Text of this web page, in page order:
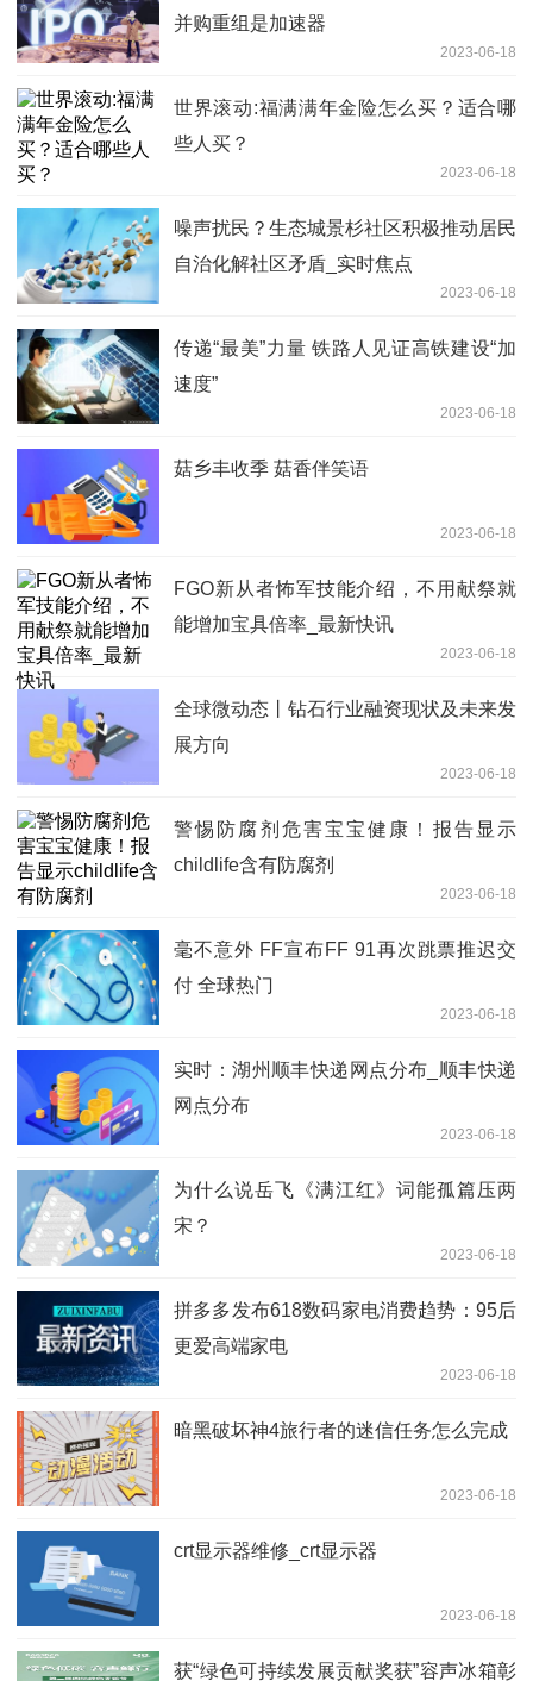
并购重组是加速器
2023-06-18
世界滚动:福满满年金险怎么买？适合哪
些人买？
2023-06-18
噪声扰民？­生态城景杉社区积极推动居民
自治化解社区矛盾_实时焦点
2023-06-18
传递“最美”力量 铁路人见证高铁建设“加
速度”
2023-06-18
菇乡丰收季 菇香伴笑语
2023-06-18
FGO新从者怖军技能介绍，不用献祭就
能增加宝具倍率_最新快讯
2023-06-18
全球微动态丨钻石行业融资现状及未来发
展方向
2023-06-18
警惕防腐剂危害宝宝健康！报告显示
childlife含有防腐剂
2023-06-18
毫不意外 FF宣布FF 91再次跳票推迟交
付 全球热门
2023-06-18
实时：湖州顺丰快递网点分布_顺丰快递
网点分布
2023-06-18
为什么说岳飞《满江红》词能孤篇压两
宋？
2023-06-18
拼多多发布618数码家电消费趋势：95后
更爱高端家电
2023-06-18
暗黑破坏神4旅行者的迷信任务怎么完成
2023-06-18
crt显示器维修_crt显示器
2023-06-18
获“绿色可持续发展贡献奖获”容声冰箱彰